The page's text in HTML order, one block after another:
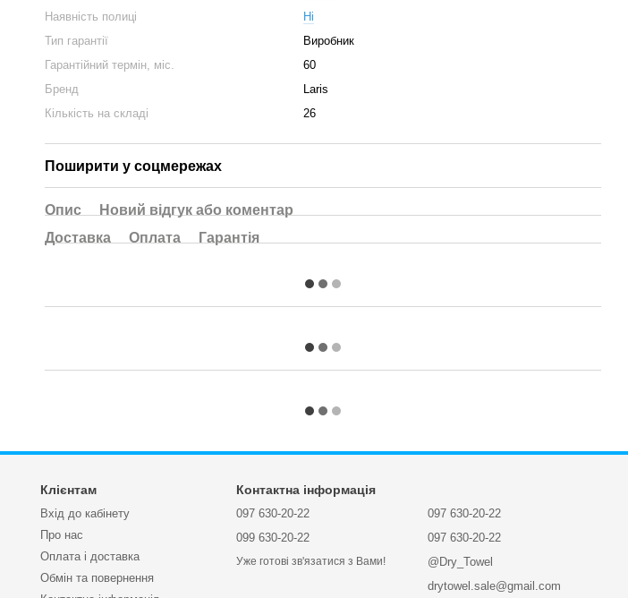
Наявність полиці
Ні
Тип гарантії
Виробник
Гарантійний термін, міс.
60
Бренд
Laris
Кількість на складі
26
Поширити у соцмережах
Опис
Новий відгук або коментар
Доставка
Оплата Гарантія
Клієнтам
Вхід до кабінету
Про нас
Оплата і доставка
Обмін та повернення
Контактна інформація
097 630-20-22
099 630-20-22
Уже готові зв'язатися з Вами!
097 630-20-22
097 630-20-22
@Dry_Towel
drytowel.sale@gmail.com